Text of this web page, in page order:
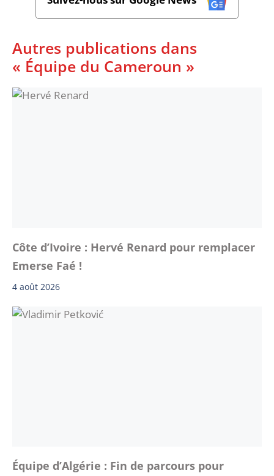
Autres publications dans
« Équipe du Cameroun »
Côte d’Ivoire : Hervé Renard pour remplacer
Emerse Faé !
4 août 2026
Équipe d’Algérie : Fin de parcours pour